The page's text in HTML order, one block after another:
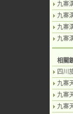
九寨
九寨
九寨
九寨
相關
四川
九寨
九寨
九寨